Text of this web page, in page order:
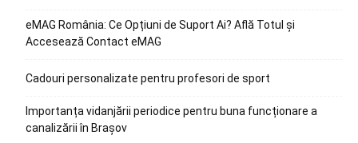
eMAG România: Ce Opțiuni de Suport Ai? Află Totul și
Accesează Contact eMAG
Cadouri personalizate pentru profesori de sport
Importanța vidanjării periodice pentru buna funcționare a
canalizării în Brașov